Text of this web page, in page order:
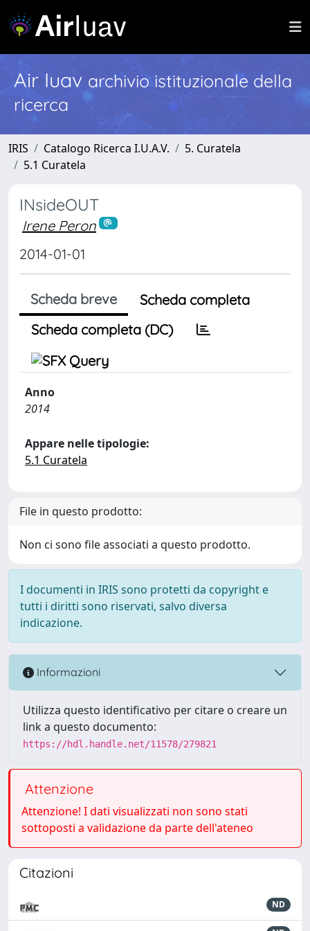
Air Iuav archivio istituzionale della
ricerca
IRIS Catalogo Ricerca I.U.A.V.
5. Curatela
5.1 Curatela
INsideOUT
Irene Peron
2014-01-01
Scheda breve
Scheda completa
Scheda completa (DC)
Anno
2014
Appare nelle tipologie:
5.1 Curatela
File in questo prodotto:
Non ci sono file associati a questo prodotto.
I documenti in IRIS sono protetti da copyright e
tutti i diritti sono riservati, salvo diversa
indicazione.
Informazioni
Utilizza questo identificativo per citare o creare un
link a questo documento:
https://hdl.handle.net/11578/279821
Attenzione
Attenzione! I dati visualizzati non sono stati
sottoposti a validazione da parte dell'ateneo
Citazioni
ND